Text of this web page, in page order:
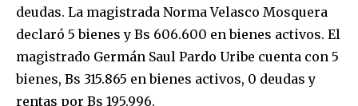
deudas. La magistrada Norma Velasco Mosquera
declaró 5 bienes y Bs 606.600 en bienes activos. El
magistrado Germán Saul Pardo Uribe cuenta con 5
bienes, Bs 315.865 en bienes activos, 0 deudas y
rentas por Bs 195.996.